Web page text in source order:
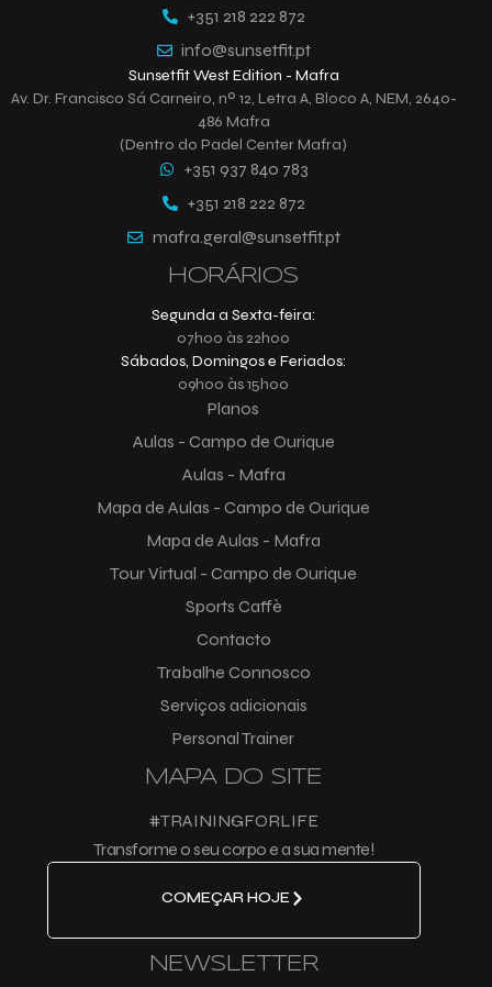
+351 218 222 872
info@sunsetfit.pt
Sunsetfit West Edition - Mafra
Av. Dr. Francisco Sá Carneiro, nº 12, Letra A, Bloco A, NEM, 2640-
486 Mafra
(Dentro do Padel Center Mafra)
+351 937 840 783
+351 218 222 872
mafra.geral@sunsetfit.pt
HORÁRIOS
Segunda a Sexta-feira:
07h00 às 22h00
Sábados, Domingos e Feriados:
09h00 às 15h00
MAPA DO SITE
Planos
Aulas - Campo de Ourique
Aulas - Mafra
Mapa de Aulas - Campo de Ourique
Mapa de Aulas - Mafra
Tour Virtual - Campo de Ourique
Sports Caffè
Contacto
Trabalhe Connosco
Serviços adicionais
Personal Trainer
#TRAININGFORLIFE
Transforme o seu corpo e a sua mente!
COMEÇAR HOJE
NEWSLETTER